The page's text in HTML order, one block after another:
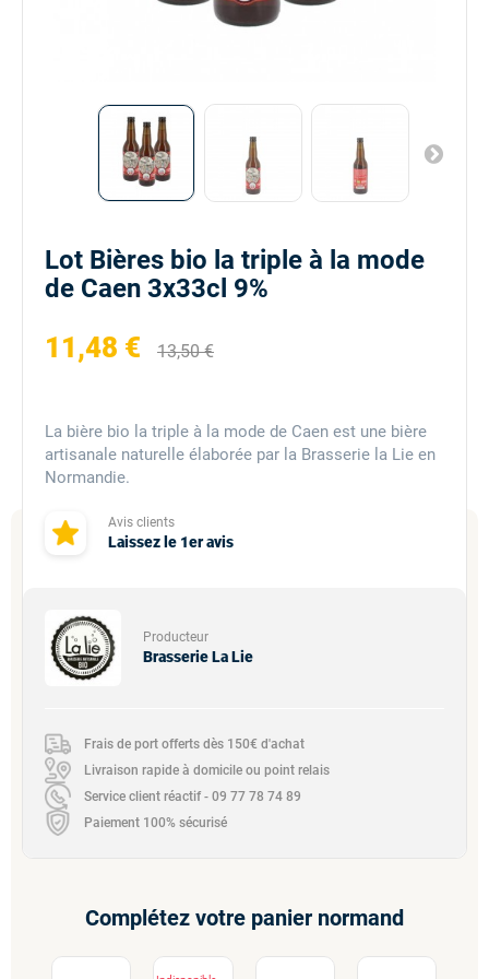
Lot Bières bio la triple à la mode
de Caen 3x33cl 9%
Avis clients
Laissez le 1er avis
La bière bio la triple à la mode de Caen est une bière
artisanale naturelle élaborée par la Brasserie la Lie en
Normandie.
11,48 € 13,50 €
Producteur
Brasserie La Lie
Frais de port offerts dès 150€ d'achat
Livraison rapide à domicile ou point relais
Service client réactif - 09 77 78 74 89
Paiement 100% sécurisé
Complétez votre panier normand